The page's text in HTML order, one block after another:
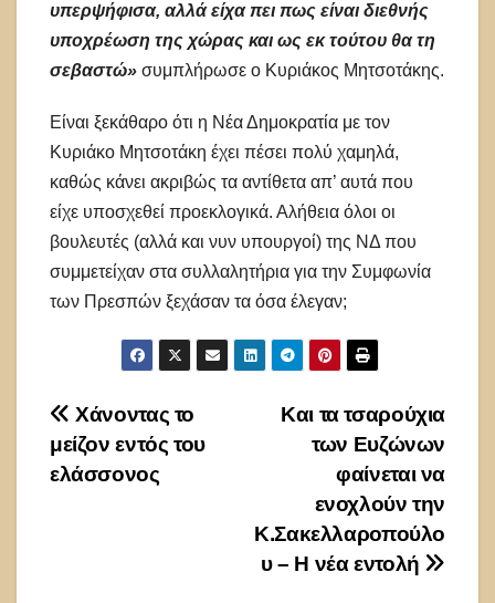
υπερψήφισα, αλλά είχα πει πως είναι διεθνής
υποχρέωση της χώρας και ως εκ τούτου θα τη
σεβαστώ» συμπλήρωσε ο Κυριάκος Μητσοτάκης.
Είναι ξεκάθαρο ότι η Νέα Δημοκρατία με τον
Κυριάκο Μητσοτάκη έχει πέσει πολύ χαμηλά,
καθώς κάνει ακριβώς τα αντίθετα απ’ αυτά που
είχε υποσχεθεί προεκλογικά. Αλήθεια όλοι οι
βουλευτές (αλλά και νυν υπουργοί) της ΝΔ που
συμμετείχαν στα συλλαλητήρια για την Συμφωνία
των Πρεσπών ξεχάσαν τα όσα έλεγαν;
Πλοήγηση
άρθρων
Και τα τσαρούχια
των Ευζώνων
φαίνεται να
ενοχλούν την
Κ.Σακελλαροπούλο
υ – Η νέα εντολή
Χάνοντας το
μείζον εντός του
ελάσσονος